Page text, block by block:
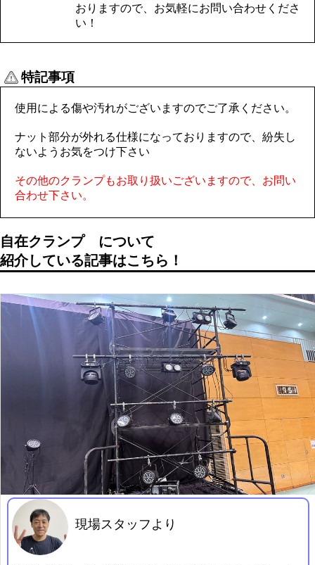
おりますので、お気軽にお問い合わせくださ
い！
特記事項
使用による傷や汚れがございますのでご了承ください。
ナット部分が外れる仕様になっておりますので、紛失し
ないようお気をつけ下さい
その他のクランプもお取り扱いございますので、お問い
合わせ下さい。
自在クランプについて
紹介している記事はこちら！
現場スタッフより